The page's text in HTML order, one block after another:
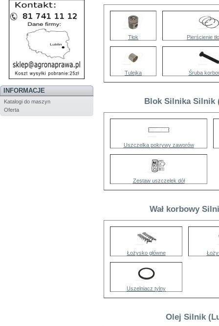
INFORMACJE
Katalogi do maszyn
Oferta
Tłok Pierścienie
Tulejka Śruba
Blok Silnika Silnik
Uszczelka pokrywy zaworów
Zestaw uszczelek dół
Wał korbowy
Łożysko główne
Uszelniacz tylny
Olej Silnik